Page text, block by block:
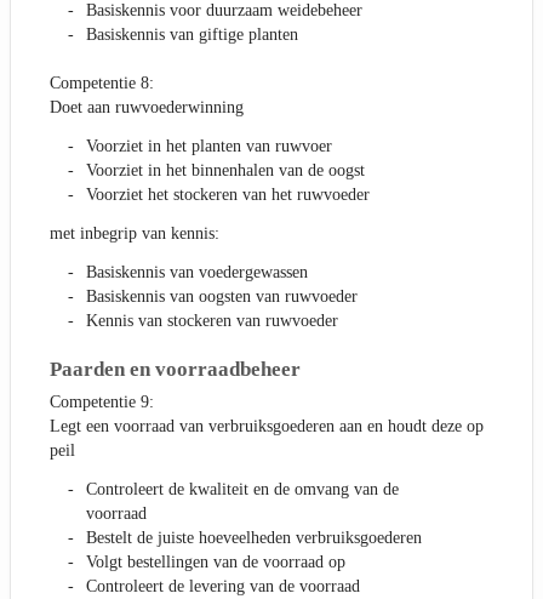
Basiskennis voor duurzaam weidebeheer
Basiskennis van giftige planten
Competentie 8:
Doet aan ruwvoederwinning
Voorziet in het planten van ruwvoer
Voorziet in het binnenhalen van de oogst
Voorziet het stockeren van het ruwvoeder
met inbegrip van kennis:
Basiskennis van voedergewassen
Basiskennis van oogsten van ruwvoeder
Kennis van stockeren van ruwvoeder
Paarden en voorraadbeheer
Competentie 9:
Legt een voorraad van verbruiksgoederen aan en houdt deze op
peil
Controleert de kwaliteit en de omvang van de
voorraad
Bestelt de juiste hoeveelheden verbruiksgoederen
Volgt bestellingen van de voorraad op
Controleert de levering van de voorraad